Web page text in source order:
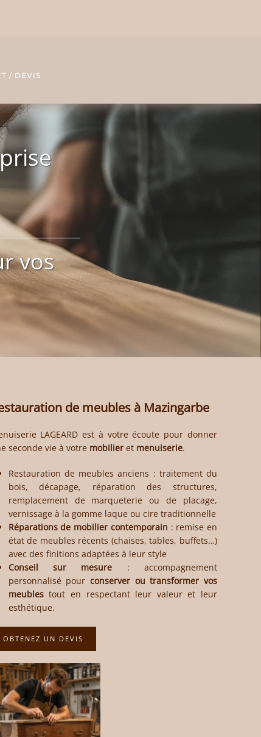
/ DEVIS
vos
de meubles à Mazingarbe
LAGEARD est à votre écoute pour donner
seconde vie à votre mobilieret menuiserie.
Restauration de meubles anciens : traitement du
bois, décapage, réparation des structures,
remplacement de marqueterie ou de placage,
vernissage à la gomme laque ou cire traditionnelle
Réparations de mobilier contemporain : remise en
état de meubles récents (chaises, tables, buffets…)
avec des finitions adaptées à leur style
Conseil sur mesure : accompagnement
personnalisé pour conserver ou transformer vos
meublestout en respectant leur valeur et leur
esthétique.
OBTENEZ UN DEVIS